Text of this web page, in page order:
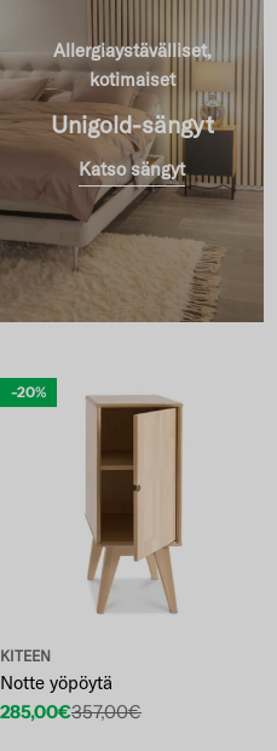
Allergiaystävälliset,
kotimaiset
Unigold-sängyt
Katso sängyt
-20%
KITEEN
Notte yöpöytä
Etuhinta
285,00€
Normaalihinta
357,00€